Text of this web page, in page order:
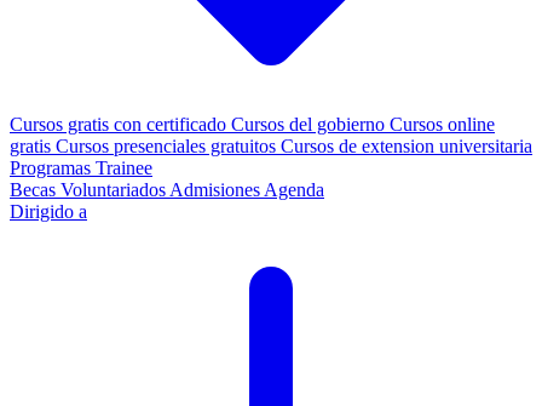
Cursos gratis con certificado Cursos del gobierno Cursos online
gratis Cursos presenciales gratuitos Cursos de extension universitaria
Programas Trainee
Becas Voluntariados Admisiones Agenda
Dirigido a